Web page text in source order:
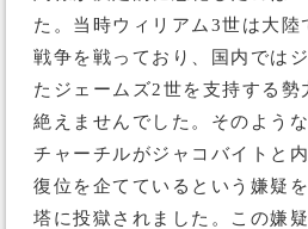
た。当時ウィリアム3世は大陸
戦争を戦っており、国内では
たジェームズ2世を支持する
絶えませんでした。そのよう
チャーチルがジャコバイトと
復位を企てているという嫌疑
塔に投獄されました。この嫌